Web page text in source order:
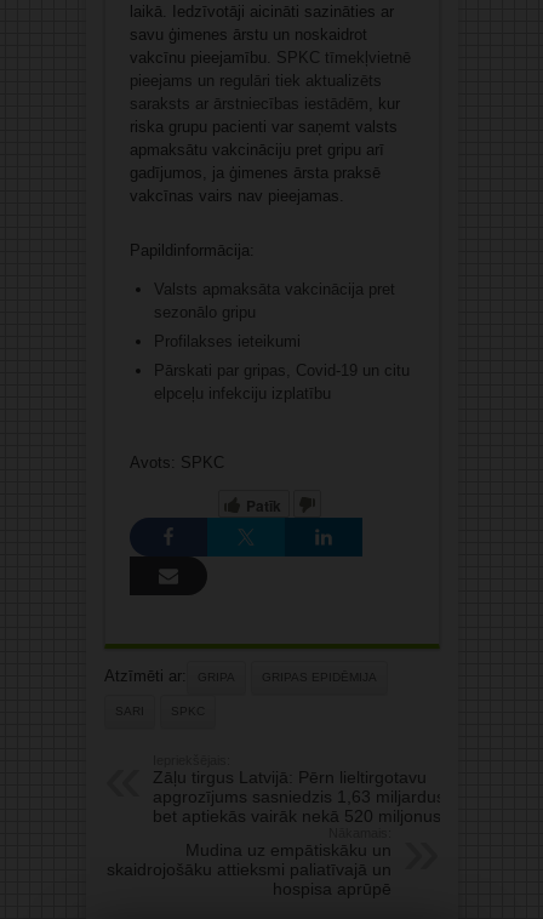
laikā. Iedzīvotāji aicināti sazināties ar
savu ģimenes ārstu un noskaidrot
vakcīnu pieejamību. SPKC tīmekļvietnē
pieejams un regulāri tiek aktualizēts
saraksts ar ārstniecības iestādēm, kur
riska grupu pacienti var saņemt valsts
apmaksātu vakcināciju pret gripu arī
gadījumos, ja ģimenes ārsta praksē
vakcīnas vairs nav pieejamas.
Papildinformācija:
Valsts apmaksāta vakcinācija pret
sezonālo gripu
Profilakses ieteikumi
Pārskati par gripas, Covid-19 un citu
elpceļu infekciju izplatību
Avots: SPKC
Patīk
Atzīmēti ar: GRIPA GRIPAS EPIDĒMIJA
SARI
Zāļu tirgus Latvijā: Pērn lieltirgotavu
apgrozījums sasniedzis 1,63 miljardus,
bet aptiekās vairāk nekā 520 miljonus
Mudina uz empātiskāku un
skaidrojošāku attieksmi paliatīvajā un
hospisa aprūpē